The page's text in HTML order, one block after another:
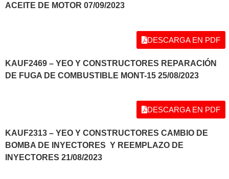
ACEITE DE MOTOR 07/09/2023
DESCARGA EN PDF
KAUF2469 – YEO Y CONSTRUCTORES REPARACIÓN
DE FUGA DE COMBUSTIBLE MONT-15 25/08/2023
DESCARGA EN PDF
KAUF2313 – YEO Y CONSTRUCTORES CAMBIO DE
BOMBA DE INYECTORES Y REEMPLAZO DE
INYECTORES 21/08/2023